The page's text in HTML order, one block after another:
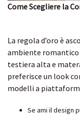
Come Scegliere la
La regola d’oro è
ambiente romantico
testiera alta e
preferisce un look
modelli a
Se ami il design